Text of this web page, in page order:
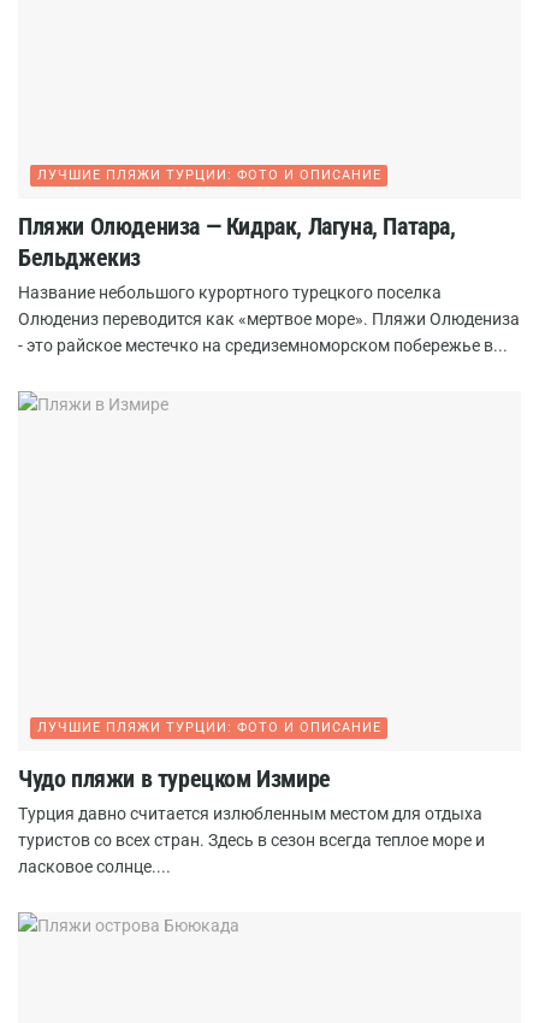
ЛУЧШИЕ ПЛЯЖИ ТУРЦИИ: ФОТО И ОПИСАНИЕ
Пляжи Олюдениза — Кидрак, Лагуна, Патара,
Бельджекиз
Название небольшого курортного турецкого поселка
Олюдениз переводится как «мертвое море». Пляжи Олюдениза
- это райское местечко на средиземноморском побережье в...
ЛУЧШИЕ ПЛЯЖИ ТУРЦИИ: ФОТО И ОПИСАНИЕ
Чудо пляжи в турецком Измире
Турция давно считается излюбленным местом для отдыха
туристов со всех стран. Здесь в сезон всегда теплое море и
ласковое солнце....